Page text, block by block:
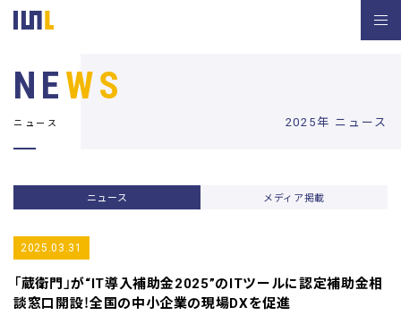
2025年 ニュース
NEWS
ニュース
ニュース メディア掲載
2025.03.31
「蔵衛門」が“IT導入補助金2025”のITツールに認定補助金相
談窓口開設！全国の中小企業の現場DXを促進